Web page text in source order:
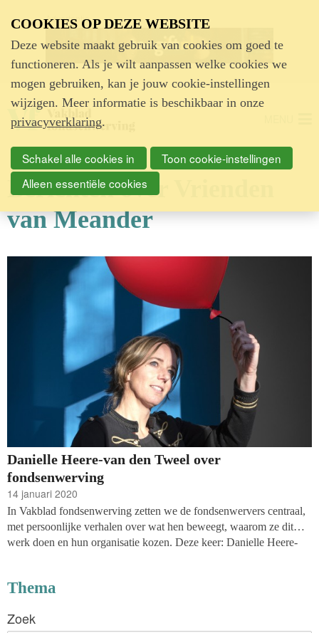
Advertentie
Berichten over Vrienden
van Meander
Danielle Heere-van den Tweel over
fondsenwerving
14 januari 2020
In Vakblad fondsenwerving zetten we de fondsenwervers centraal,
met persoonlijke verhalen over wat hen beweegt, waarom ze dit
werk doen en hun organisatie kozen. Deze keer: Danielle Heere-
Thema
Zoek
COOKIES OP DEZE WEBSITE
Deze website maakt gebruik van cookies om goed te
functioneren. Als je wilt aanpassen welke cookies we
mogen gebruiken, kan je jouw cookie-instellingen
wijzigen. Meer informatie is beschikbaar in onze
privacyverklaring.
Schakel alle cookies in
Toon cookie-instellingen
Alleen essentiële cookies